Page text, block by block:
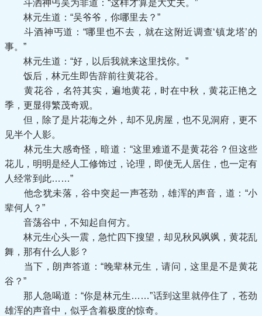
斗洒神丐吴为非道：“这样才算是大丈夫。”
林元生道：“吴爷爷，你哪里去？”
斗酒神丐道：“哪里也不去，就在这附近调查‘镇龙塔’的
事。”
林元生道：“好，以后我就来这里找你。”
饭后，林元生即告辞前往黄花谷。
黄花谷，名符其实，遍地黄花，时在中秋，黄花正艳之
季，更显得繁茂奇观。
但，除了是片花海之外，却不见房屋，也不见洞府，更不
见半个人影。
林元生大感奇怪，暗道：“这里难道不是黄花谷？但这些
花儿，明明是经人工修饰过，论理，即使无人居住，也一定有
人经常到此……”
他念犹未落，谷中突起一声苍劲，雄浑的声音，道：“小
辈何人？”
音荡谷中，不知起自何方。
林元生心头一震，急忙四下搜望，却见秋风飒飒，黄花乱
舞，那有什么人影？
当下，朗声答道：“晚辈林元生，请问，这里是不是黄花
谷？”
那人急喝道：“你是林元生……”话到这里就停住了，苍劲
雄浑的声音中，似乎含着极度的惊奇。